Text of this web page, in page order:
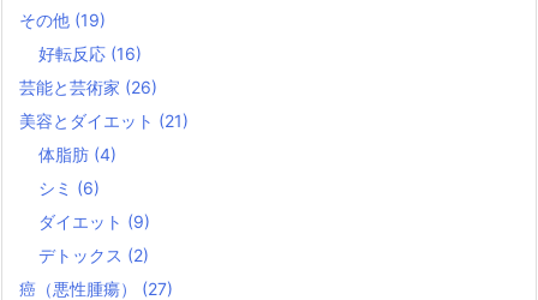
その他 (19)
好転反応 (16)
芸能と芸術家 (26)
美容とダイエット (21)
体脂肪 (4)
シミ (6)
ダイエット (9)
デトックス (2)
癌（悪性腫瘍） (27)